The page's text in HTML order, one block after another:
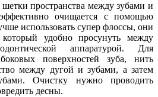
пространства между зубами и
очищается с помощью
использовать супер флоссы, они
удобно просунуть между
аппаратурой. Для
поверхностей зуба, нить
между дугой и зубами, а затем
Очистку нужно проводить
десны.